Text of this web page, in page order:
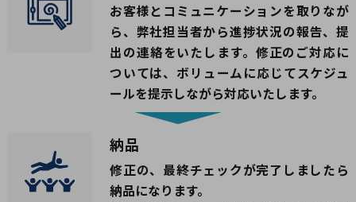
お客様とコミュニケーションを取りなが
ら、弊社担当者から進捗状況の報告、提
出の連絡をいたします。修正のご対応に
ついては、ボリュームに応じてスケジュ
ールを提示しながら対応いたします。
納品
修正の、最終チェックが完了しましたら
納品になります。